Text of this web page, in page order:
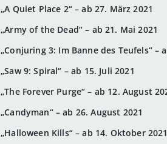
„A Quiet Place 2“ – ab 27. März 2021
„Army of the Dead“ – ab 21. Mai 2021
„Conjuring 3: Im Banne des Teufels“ –
„Saw 9: Spiral“ – ab 15. Juli 2021
„The Forever Purge“ – ab 12. August
„Candyman“ – ab 26. August 2021
„Halloween Kills“ – ab 14. Oktober 2021